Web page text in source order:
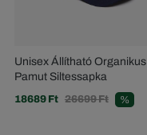
Unisex Állítható Organikus
Pamut Siltessapka
18689 Ft 26699 Ft %